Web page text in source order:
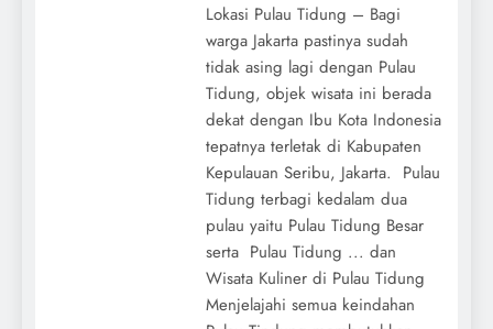
Lokasi Pulau Tidung – Bagi
warga Jakarta pastinya sudah
tidak asing lagi dengan Pulau
Tidung, objek wisata ini berada
dekat dengan Ibu Kota Indonesia
tepatnya terletak di Kabupaten
Kepulauan Seribu, Jakarta. Pulau
Tidung terbagi kedalam dua
pulau yaitu Pulau Tidung Besar
serta Pulau Tidung ... dan
Wisata Kuliner di Pulau Tidung
Menjelajahi semua keindahan